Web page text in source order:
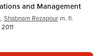
and Management
, Shabnam Rezapour m. fl.